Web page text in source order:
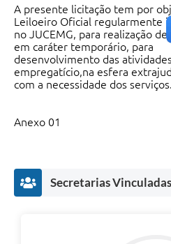
A presente licitação tem por
Leiloeiro Oficial regularmente
no JUCEMG, para realização
em caráter temporário, para
desenvolvimento das
empregatício,na esfera
com a necessidade dos serviços.
Anexo 01
Secretarias Vinculadas